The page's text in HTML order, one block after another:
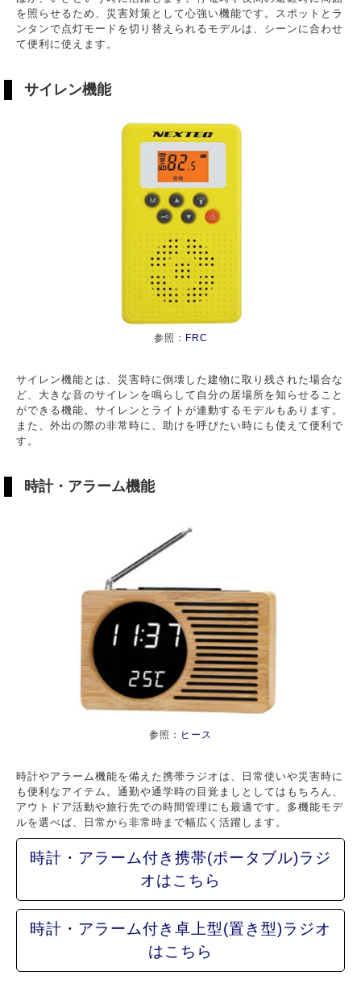
を照らせるため、災害対策として心強い機能です。スポットとラ
ンタンで点灯モードを切り替えられるモデルは、シーンに合わせ
て便利に使えます。
サイレン機能
参照： FRC
サイレン機能とは、災害時に倒壊した建物に取り残された場合な
ど、大きな音のサイレンを鳴らして自分の居場所を知らせること
ができる機能。サイレンとライトが連動するモデルもあります。
また、外出の際の非常時に、助けを呼びたい時にも使えて便利で
す。
時計・アラーム機能
参照： ヒース
時計やアラーム機能を備えた携帯ラジオは、日常使いや災害時に
も便利なアイテム。通勤や通学時の目覚ましとしてはもちろん、
アウトドア活動や旅行先での時間管理にも最適です。多機能モデ
ルを選べば、日常から非常時まで幅広く活躍します。
時計・アラーム付き携帯(ポータブル)ラジ
オはこちら
時計・アラーム付き卓上型(置き型)ラジオ
はこちら